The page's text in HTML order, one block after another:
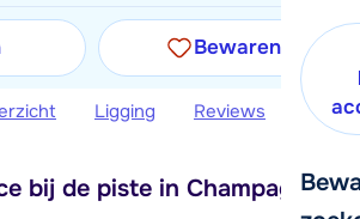
Bewaren
Ligging Reviews Extra
bij de piste in Champagny